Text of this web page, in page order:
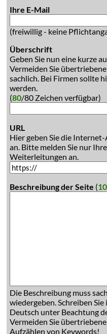
Ihre E-Mail
(freiwillig - keine
Überschrift
Geben Sie nun eine kurze
Vermeiden Sie
sachlich. Bei Firmen sollte
werden.
(80/80 Zeichen verfügbar)
URL
Hier geben Sie die
an. Bitte melden Sie nur
Weiterleitungen an.
Beschreibung der Seite (
Die Beschreibung muss
wiedergeben. Schreiben
Deutsch unter Beachtung
Vermeiden Sie
Aufzählen von Keywords!